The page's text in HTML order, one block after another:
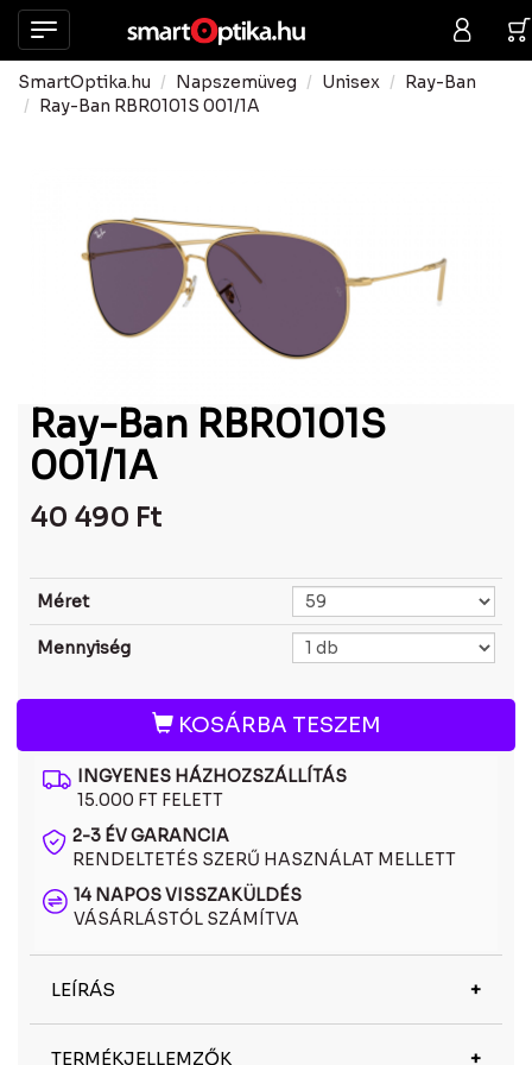
SmartOptika.hu Napszemüveg Unisex
Ray-Ban
Ray-Ban RBR0101S 001/1A
Ray-Ban RBR0101S
001/1A
40 490 Ft
Méret
Mennyiség
KOSÁRBA TESZEM
INGYENES HÁZHOZSZÁLLÍTÁS
15.000 FT FELETT
2-3 ÉV GARANCIA
RENDELTETÉS SZERŰ HASZNÁLAT MELLETT
14 NAPOS VISSZAKÜLDÉS
VÁSÁRLÁSTÓL SZÁMÍTVA
LEÍRÁS
klasszikus amerikai stílust és az időtálló dizájnt
TERMÉKJELLEMZŐK